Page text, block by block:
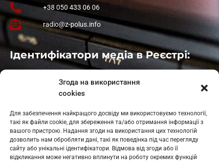
Згода на використання
cookies
Для забезпечення найкращого досвіду ми використовуємо технології,
такі як файли cookie, для збереження та/або отримання інформації з
вашого пристрою. Надання згоди на використання цих технологій
дозволить нам обробляти дані, такі як поведінка під час перегляду
сайту або унікальні ідентифікатори. Відмова від згоди або її
відкликання може негативно вплинути на роботу окремих функцій
+38 050 433 06 06
radio@z-polus.info
Ідентифікатори медіа в Реєстрі:
: L11-01410
: L11-01801
Косів: L11-01805
Гарасимів: L11-02274